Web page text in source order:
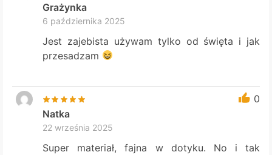
Grażynka
6 października 2025
Jest zajebista używam tylko od święta i jak
przesadzam
0
Natka
22 września 2025
Super materiał, fajna w dotyku. No i tak